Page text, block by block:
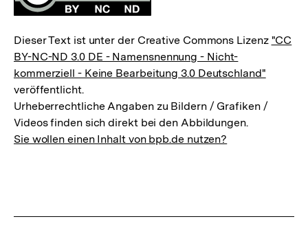
Dieser Text ist unter der Creative Commons Lizenz "CC
BY-NC-ND 3.0 DE - Namensnennung - Nicht-
kommerziell - Keine Bearbeitung 3.0 Deutschland"
veröffentlicht.
Urheberrechtliche Angaben zu Bildern / Grafiken /
Videos finden sich direkt bei den Abbildungen.
Sie wollen einen Inhalt von bpb.de nutzen?